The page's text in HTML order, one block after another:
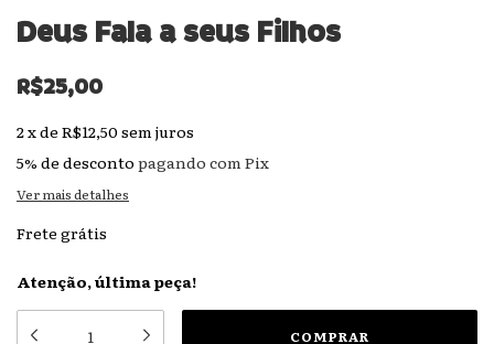
Deus Fala a seus Filhos
R$25,00
2xde R$12,50 sem juros
5% de desconto pagando com Pix
Ver mais detalhes
Frete grátis
Atenção, última peça!